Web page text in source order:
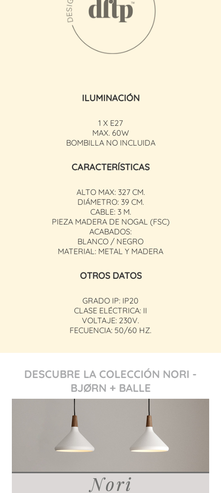
ILUMINACIÓN
1 X E27
MAX. 60W
BOMBILLA NO INCLUIDA
CARACTERÍSTICAS
ALTO MAX: 327 CM.
DIÁMETRO: 39 CM.
CABLE: 3 M.
PIEZA MADERA DE NOGAL (FSC)
ACABADOS:
BLANCO / NEGRO
MATERIAL: METAL Y MADERA
OTROS DATOS
GRADO IP: IP20
CLASE ELÉCTRICA: II
VOLTAJE: 230V.
FECUENCIA: 50/60 HZ.
DESCUBRE LA COLECCIÓN NORI -
BJØRN + BALLE